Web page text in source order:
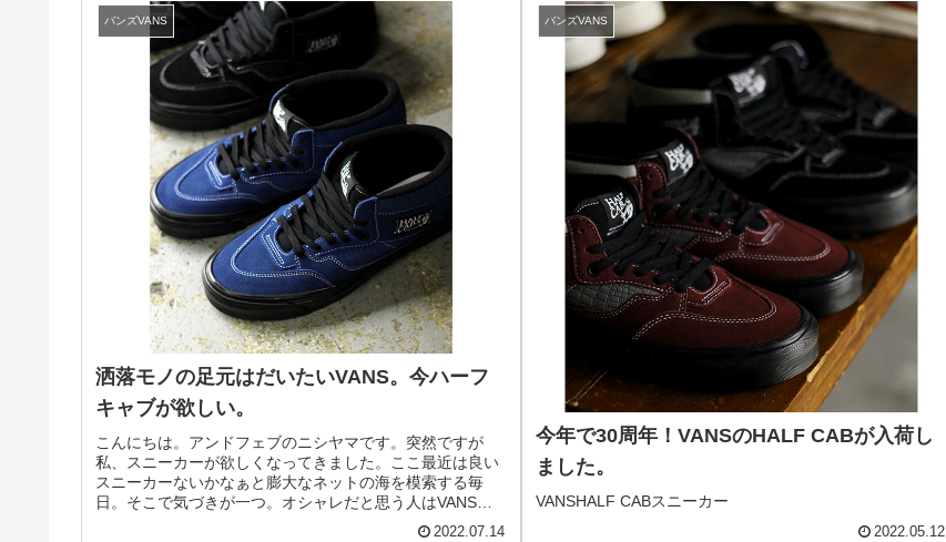
バンズVANS
洒落モノの足元はだいたいVANS。今ハーフ
キャブが欲しい。
こんにちは。アンドフェブのニシヤマです。突然ですが
私、スニーカーが欲しくなってきました。ここ最近は良い
スニーカーないかなぁと膨大なネットの海を模索する毎
日。そこで気づきが一つ。オシャレだと思う人はVANSを
2022.07.14
バンズVANS
今年で30周年！VANSのHALF CABが入荷し
ました。
VANSHALF CABスニーカー
2022.05.12